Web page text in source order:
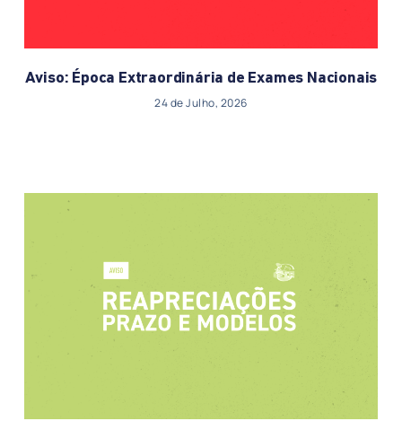
Aviso: Época Extraordinária de Exames Nacionais
24 de Julho, 2026